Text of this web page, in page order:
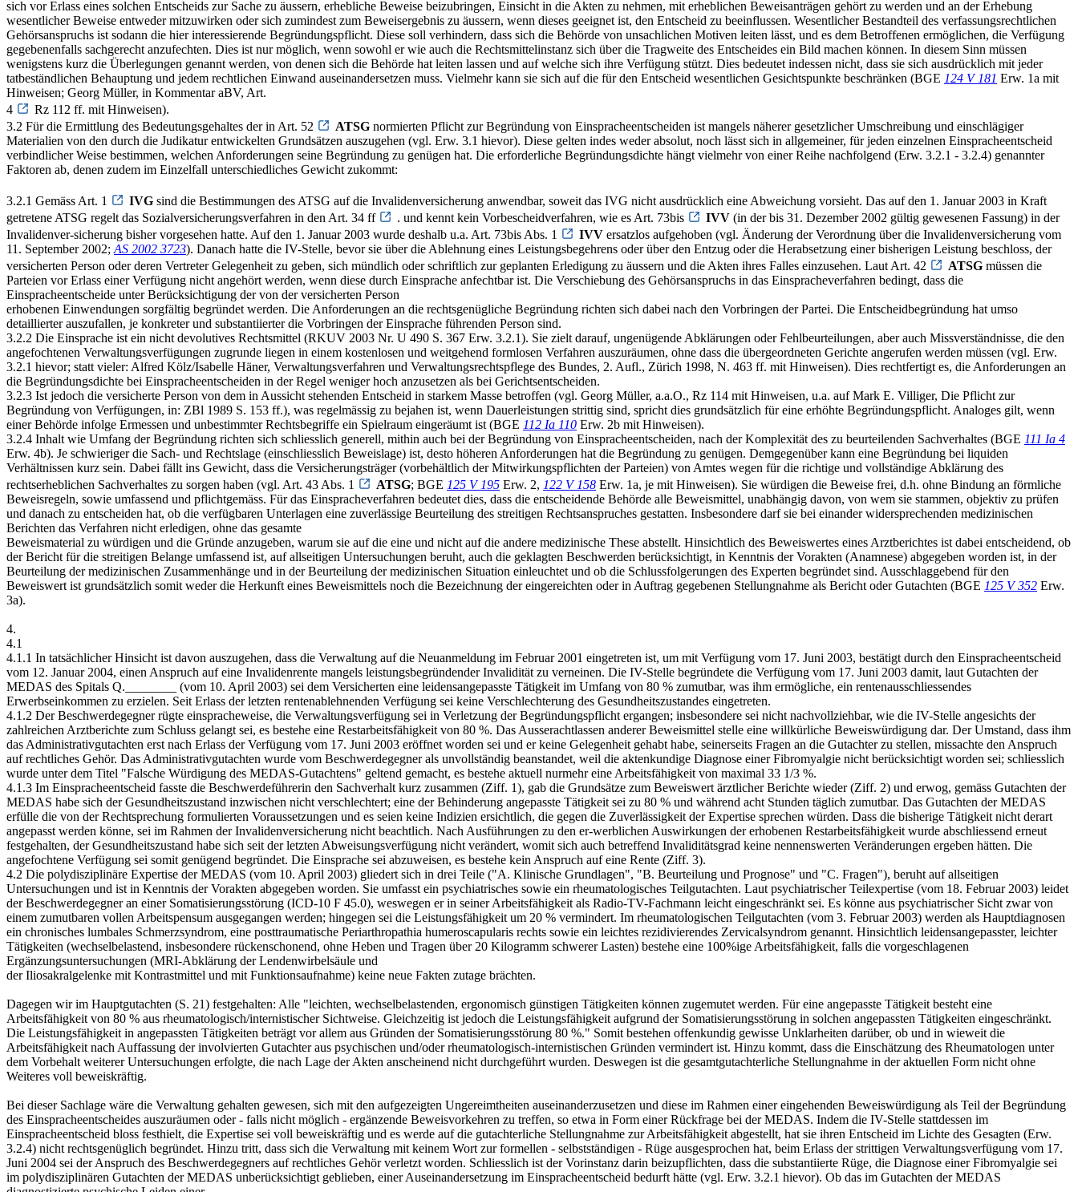
sich vor Erlass eines solchen Entscheids zur Sache zu äussern, erhebliche Beweise beizubringen, Einsicht in die Akten zu nehmen, mit erheblichen Beweisanträgen gehört zu werden und an der Erhebung
wesentlicher Beweise entweder mitzuwirken oder sich zumindest zum Beweisergebnis zu äussern, wenn dieses geeignet ist, den Entscheid zu beeinflussen. Wesentlicher Bestandteil des verfassungsrechtlichen
Gehörsanspruchs ist sodann die hier interessierende Begründungspflicht. Diese soll verhindern, dass sich die Behörde von unsachlichen Motiven leiten lässt, und es dem Betroffenen ermöglichen, die Verfügung
gegebenenfalls sachgerecht anzufechten. Dies ist nur möglich, wenn sowohl er wie auch die Rechtsmittelinstanz sich über die Tragweite des Entscheides ein Bild machen können. In diesem Sinn müssen
wenigstens kurz die Überlegungen genannt werden, von denen sich die Behörde hat leiten lassen und auf welche sich ihre Verfügung stützt. Dies bedeutet indessen nicht, dass sie sich ausdrücklich mit jeder
tatbeständlichen Behauptung und jedem rechtlichen Einwand auseinandersetzen muss. Vielmehr kann sie sich auf die für den Entscheid wesentlichen Gesichtspunkte beschränken (BGE 124 V 181 Erw. 1a mit
Hinweisen; Georg Müller, in Kommentar aBV, Art.
4
Rz 112 ff. mit Hinweisen).
3.2 Für die Ermittlung des Bedeutungsgehaltes der in Art. 52
ATSG normierten Pflicht zur Begründung von Einspracheentscheiden ist mangels näherer gesetzlicher Umschreibung und einschlägiger
Materialien von den durch die Judikatur entwickelten Grundsätzen auszugehen (vgl. Erw. 3.1 hievor). Diese gelten indes weder absolut, noch lässt sich in allgemeiner, für jeden einzelnen Einspracheentscheid
verbindlicher Weise bestimmen, welchen Anforderungen seine Begründung zu genügen hat. Die erforderliche Begründungsdichte hängt vielmehr von einer Reihe nachfolgend (Erw. 3.2.1 - 3.2.4) genannter
Faktoren ab, denen zudem im Einzelfall unterschiedliches Gewicht zukommt:
3.2.1 Gemäss Art. 1 IVG sind die Bestimmungen des ATSG auf die Invalidenversicherung anwendbar, soweit das IVG nicht ausdrücklich eine Abweichung vorsieht. Das auf den 1. Januar 2003 in Kraft
getretene ATSG regelt das Sozialversicherungsverfahren in den Art. 34 ff
. und kennt kein Vorbescheidverfahren, wie es Art. 73bis IVV (in der bis 31. Dezember 2002 gültig gewesenen Fassung) in der
Invalidenver-sicherung bisher vorgesehen hatte. Auf den 1. Januar 2003 wurde deshalb u.a. Art. 73bis Abs. 1
IVV ersatzlos aufgehoben (vgl. Änderung der Verordnung über die Invalidenversicherung vom
11. September 2002; AS 2002 3723). Danach hatte die IV-Stelle, bevor sie über die Ablehnung eines Leistungsbegehrens oder über den Entzug oder die Herabsetzung einer bisherigen Leistung beschloss, der
versicherten Person oder deren Vertreter Gelegenheit zu geben, sich mündlich oder schriftlich zur geplanten Erledigung zu äussern und die Akten ihres Falles einzusehen. Laut Art. 42
ATSG müssen die
Parteien vor Erlass einer Verfügung nicht angehört werden, wenn diese durch Einsprache anfechtbar ist. Die Verschiebung des Gehörsanspruchs in das Einspracheverfahren bedingt, dass die
Einspracheentscheide unter Berücksichtigung der von der versicherten Person
erhobenen Einwendungen sorgfältig begründet werden. Die Anforderungen an die rechtsgenügliche Begründung richten sich dabei nach den Vorbringen der Partei. Die Entscheidbegründung hat umso
detaillierter auszufallen, je konkreter und substantiierter die Vorbringen der Einsprache führenden Person sind.
3.2.2 Die Einsprache ist ein nicht devolutives Rechtsmittel (RKUV 2003 Nr. U 490 S. 367 Erw. 3.2.1). Sie zielt darauf, ungenügende Abklärungen oder Fehlbeurteilungen, aber auch Missverständnisse, die den
angefochtenen Verwaltungsverfügungen zugrunde liegen in einem kostenlosen und weitgehend formlosen Verfahren auszuräumen, ohne dass die übergeordneten Gerichte angerufen werden müssen (vgl. Erw.
3.2.1 hievor; statt vieler: Alfred Kölz/Isabelle Häner, Verwaltungsverfahren und Verwaltungsrechtspflege des Bundes, 2. Aufl., Zürich 1998, N. 463 ff. mit Hinweisen). Dies rechtfertigt es, die Anforderungen an
die Begründungsdichte bei Einspracheentscheiden in der Regel weniger hoch anzusetzen als bei Gerichtsentscheiden.
3.2.3 Ist jedoch die versicherte Person von dem in Aussicht stehenden Entscheid in starkem Masse betroffen (vgl. Georg Müller, a.a.O., Rz 114 mit Hinweisen, u.a. auf Mark E. Villiger, Die Pflicht zur
Begründung von Verfügungen, in: ZBl 1989 S. 153 ff.), was regelmässig zu bejahen ist, wenn Dauerleistungen strittig sind, spricht dies grundsätzlich für eine erhöhte Begründungspflicht. Analoges gilt, wenn
einer Behörde infolge Ermessen und unbestimmter Rechtsbegriffe ein Spielraum eingeräumt ist (BGE 112 Ia 110 Erw. 2b mit Hinweisen).
3.2.4 Inhalt wie Umfang der Begründung richten sich schliesslich generell, mithin auch bei der Begründung von Einspracheentscheiden, nach der Komplexität des zu beurteilenden Sachverhaltes (BGE 111 Ia 4
Erw. 4b). Je schwieriger die Sach- und Rechtslage (einschliesslich Beweislage) ist, desto höheren Anforderungen hat die Begründung zu genügen. Demgegenüber kann eine Begründung bei liquiden
Verhältnissen kurz sein. Dabei fällt ins Gewicht, dass die Versicherungsträger (vorbehältlich der Mitwirkungspflichten der Parteien) von Amtes wegen für die richtige und vollständige Abklärung des
rechtserheblichen Sachverhaltes zu sorgen haben (vgl. Art. 43 Abs. 1
ATSG; BGE 125 V 195 Erw. 2, 122 V 158 Erw. 1a, je mit Hinweisen). Sie würdigen die Beweise frei, d.h. ohne Bindung an förmliche
Beweisregeln, sowie umfassend und pflichtgemäss. Für das Einspracheverfahren bedeutet dies, dass die entscheidende Behörde alle Beweismittel, unabhängig davon, von wem sie stammen, objektiv zu prüfen
und danach zu entscheiden hat, ob die verfügbaren Unterlagen eine zuverlässige Beurteilung des streitigen Rechtsanspruches gestatten. Insbesondere darf sie bei einander widersprechenden medizinischen
Berichten das Verfahren nicht erledigen, ohne das gesamte
Beweismaterial zu würdigen und die Gründe anzugeben, warum sie auf die eine und nicht auf die andere medizinische These abstellt. Hinsichtlich des Beweiswertes eines Arztberichtes ist dabei entscheidend, ob
der Bericht für die streitigen Belange umfassend ist, auf allseitigen Untersuchungen beruht, auch die geklagten Beschwerden berücksichtigt, in Kenntnis der Vorakten (Anamnese) abgegeben worden ist, in der
Beurteilung der medizinischen Zusammenhänge und in der Beurteilung der medizinischen Situation einleuchtet und ob die Schlussfolgerungen des Experten begründet sind. Ausschlaggebend für den
Beweiswert ist grundsätzlich somit weder die Herkunft eines Beweismittels noch die Bezeichnung der eingereichten oder in Auftrag gegebenen Stellungnahme als Bericht oder Gutachten (BGE 125 V 352 Erw.
3a).
4.
4.1
4.1.1 In tatsächlicher Hinsicht ist davon auszugehen, dass die Verwaltung auf die Neuanmeldung im Februar 2001 eingetreten ist, um mit Verfügung vom 17. Juni 2003, bestätigt durch den Einspracheentscheid
vom 12. Januar 2004, einen Anspruch auf eine Invalidenrente mangels leistungsbegründender Invalidität zu verneinen. Die IV-Stelle begründete die Verfügung vom 17. Juni 2003 damit, laut Gutachten der
MEDAS des Spitals Q.________ (vom 10. April 2003) sei dem Versicherten eine leidensangepasste Tätigkeit im Umfang von 80 % zumutbar, was ihm ermögliche, ein rentenausschliessendes
Erwerbseinkommen zu erzielen. Seit Erlass der letzten rentenablehnenden Verfügung sei keine Verschlechterung des Gesundheitszustandes eingetreten.
4.1.2 Der Beschwerdegegner rügte einspracheweise, die Verwaltungsverfügung sei in Verletzung der Begründungspflicht ergangen; insbesondere sei nicht nachvollziehbar, wie die IV-Stelle angesichts der
zahlreichen Arztberichte zum Schluss gelangt sei, es bestehe eine Restarbeitsfähigkeit von 80 %. Das Ausserachtlassen anderer Beweismittel stelle eine willkürliche Beweiswürdigung dar. Der Umstand, dass ihm
das Administrativgutachten erst nach Erlass der Verfügung vom 17. Juni 2003 eröffnet worden sei und er keine Gelegenheit gehabt habe, seinerseits Fragen an die Gutachter zu stellen, missachte den Anspruch
auf rechtliches Gehör. Das Administrativgutachten wurde vom Beschwerdegegner als unvollständig beanstandet, weil die aktenkundige Diagnose einer Fibromyalgie nicht berücksichtigt worden sei; schliesslich
wurde unter dem Titel "Falsche Würdigung des MEDAS-Gutachtens" geltend gemacht, es bestehe aktuell nurmehr eine Arbeitsfähigkeit von maximal 33 1/3 %.
4.1.3 Im Einspracheentscheid fasste die Beschwerdeführerin den Sachverhalt kurz zusammen (Ziff. 1), gab die Grundsätze zum Beweiswert ärztlicher Berichte wieder (Ziff. 2) und erwog, gemäss Gutachten der
MEDAS habe sich der Gesundheitszustand inzwischen nicht verschlechtert; eine der Behinderung angepasste Tätigkeit sei zu 80 % und während acht Stunden täglich zumutbar. Das Gutachten der MEDAS
erfülle die von der Rechtsprechung formulierten Voraussetzungen und es seien keine Indizien ersichtlich, die gegen die Zuverlässigkeit der Expertise sprechen würden. Dass die bisherige Tätigkeit nicht derart
angepasst werden könne, sei im Rahmen der Invalidenversicherung nicht beachtlich. Nach Ausführungen zu den er-werblichen Auswirkungen der erhobenen Restarbeitsfähigkeit wurde abschliessend erneut
festgehalten, der Gesundheitszustand habe sich seit der letzten Abweisungsverfügung nicht verändert, womit sich auch betreffend Invaliditätsgrad keine nennenswerten Veränderungen ergeben hätten. Die
angefochtene Verfügung sei somit genügend begründet. Die Einsprache sei abzuweisen, es bestehe kein Anspruch auf eine Rente (Ziff. 3).
4.2 Die polydisziplinäre Expertise der MEDAS (vom 10. April 2003) gliedert sich in drei Teile ("A. Klinische Grundlagen", "B. Beurteilung und Prognose" und "C. Fragen"), beruht auf allseitigen
Untersuchungen und ist in Kenntnis der Vorakten abgegeben worden. Sie umfasst ein psychiatrisches sowie ein rheumatologisches Teilgutachten. Laut psychiatrischer Teilexpertise (vom 18. Februar 2003) leidet
der Beschwerdegegner an einer Somatisierungsstörung (ICD-10 F 45.0), weswegen er in seiner Arbeitsfähigkeit als Radio-TV-Fachmann leicht eingeschränkt sei. Es könne aus psychiatrischer Sicht zwar von
einem zumutbaren vollen Arbeitspensum ausgegangen werden; hingegen sei die Leistungsfähigkeit um 20 % vermindert. Im rheumatologischen Teilgutachten (vom 3. Februar 2003) werden als Hauptdiagnosen
ein chronisches lumbales Schmerzsyndrom, eine posttraumatische Periarthropathia humeroscapularis rechts sowie ein leichtes rezidivierendes Zervicalsyndrom genannt. Hinsichtlich leidensangepasster, leichter
Tätigkeiten (wechselbelastend, insbesondere rückenschonend, ohne Heben und Tragen über 20 Kilogramm schwerer Lasten) bestehe eine 100%ige Arbeitsfähigkeit, falls die vorgeschlagenen
Ergänzungsuntersuchungen (MRI-Abklärung der Lendenwirbelsäule und
der Iliosakralgelenke mit Kontrastmittel und mit Funktionsaufnahme) keine neue Fakten zutage brächten.
Dagegen wir im Hauptgutachten (S. 21) festgehalten: Alle "leichten, wechselbelastenden, ergonomisch günstigen Tätigkeiten können zugemutet werden. Für eine angepasste Tätigkeit besteht eine
Arbeitsfähigkeit von 80 % aus rheumatologisch/internistischer Sichtweise. Gleichzeitig ist jedoch die Leistungsfähigkeit aufgrund der Somatisierungsstörung in solchen angepassten Tätigkeiten eingeschränkt.
Die Leistungsfähigkeit in angepassten Tätigkeiten beträgt vor allem aus Gründen der Somatisierungsstörung 80 %." Somit bestehen offenkundig gewisse Unklarheiten darüber, ob und in wieweit die
Arbeitsfähigkeit nach Auffassung der involvierten Gutachter aus psychischen und/oder rheumatologisch-internistischen Gründen vermindert ist. Hinzu kommt, dass die Einschätzung des Rheumatologen unter
dem Vorbehalt weiterer Untersuchungen erfolgte, die nach Lage der Akten anscheinend nicht durchgeführt wurden. Deswegen ist die gesamtgutachterliche Stellungnahme in der aktuellen Form nicht ohne
Weiteres voll beweiskräftig.
Bei dieser Sachlage wäre die Verwaltung gehalten gewesen, sich mit den aufgezeigten Ungereimtheiten auseinanderzusetzen und diese im Rahmen einer eingehenden Beweiswürdigung als Teil der Begründung
des Einspracheentscheides auszuräumen oder - falls nicht möglich - ergänzende Beweisvorkehren zu treffen, so etwa in Form einer Rückfrage bei der MEDAS. Indem die IV-Stelle stattdessen im
Einspracheentscheid bloss festhielt, die Expertise sei voll beweiskräftig und es werde auf die gutachterliche Stellungnahme zur Arbeitsfähigkeit abgestellt, hat sie ihren Entscheid im Lichte des Gesagten (Erw.
3.2.4) nicht rechtsgenüglich begründet. Hinzu tritt, dass sich die Verwaltung mit keinem Wort zur formellen - selbstständigen - Rüge ausgesprochen hat, beim Erlass der strittigen Verwaltungsverfügung vom 17.
Juni 2004 sei der Anspruch des Beschwerdegegners auf rechtliches Gehör verletzt worden. Schliesslich ist der Vorinstanz darin beizupflichten, dass die substantiierte Rüge, die Diagnose einer Fibromyalgie sei
im polydisziplinären Gutachten der MEDAS unberücksichtigt geblieben, einer Auseinandersetzung im Einspracheentscheid bedurft hätte (vgl. Erw. 3.2.1 hievor). Ob das im Gutachten der MEDAS